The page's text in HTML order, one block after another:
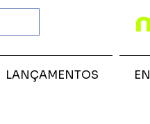
LANÇAMENTOS